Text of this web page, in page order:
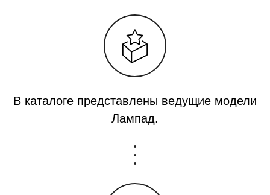
В каталоге представлены ведущие модели
Лампад.